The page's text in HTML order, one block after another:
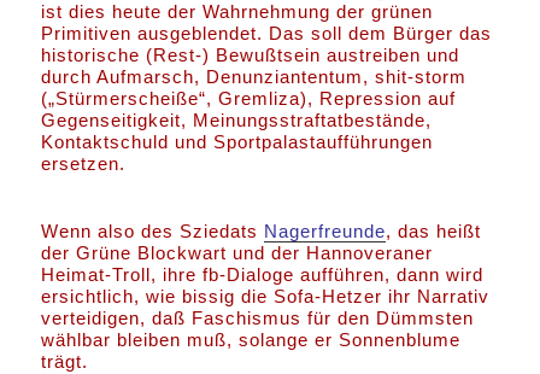
ist dies heute der Wahrnehmung der grünen
Primitiven ausgeblendet. Das soll dem Bürger das
historische (Rest-) Bewußtsein austreiben und
durch Aufmarsch, Denunziantentum, shit-storm
(„Stürmerscheiße“, Gremliza), Repression auf
Gegenseitigkeit, Meinungsstraftatbestände,
Kontaktschuld und Sportpalastaufführungen
ersetzen.
Wenn also des Sziedats Nagerfreunde, das heißt
der Grüne Blockwart und der Hannoveraner
Heimat-Troll, ihre fb-Dialoge aufführen, dann wird
ersichtlich, wie bissig die Sofa-Hetzer ihr Narrativ
verteidigen, daß Faschismus für den Dümmsten
wählbar bleiben muß, solange er Sonnenblume
trägt.